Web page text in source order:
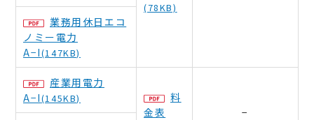
(78KB)
業務用休日エコ
ノミー電力
A−I(147KB)
産業用電力
A−I(145KB)
料
金表
−